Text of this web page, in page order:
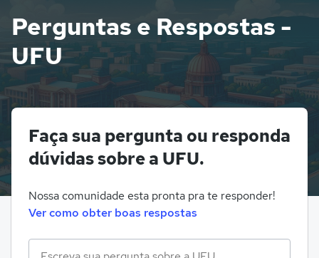
Perguntas e Respostas -
UFU
Faça sua pergunta ou responda
dúvidas sobre a UFU.
Nossa comunidade esta pronta pra te responder!
Ver como obter boas respostas